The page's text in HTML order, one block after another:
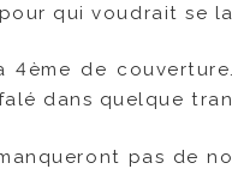
qui voudrait se
4ème de
dans quelque
pas de